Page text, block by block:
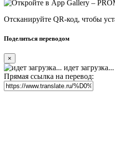
Отсканируйте QR-код, чтобы
Поделиться переводом
×
идет загрузка...
Прямая ссылка на перевод: